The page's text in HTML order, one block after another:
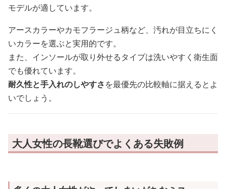
モデルが適しています。
アースカラーやカモフラージュ柄など、汚れが目立ちにく
いカラーを選ぶと実用的です。
また、インソールが取り外せるタイプは洗いやすく衛生面
でも優れています。
耐久性と手入れのしやすさを最優先の比較軸に据えるとよ
いでしょう。
大人女性の長靴選びでよくある失敗例